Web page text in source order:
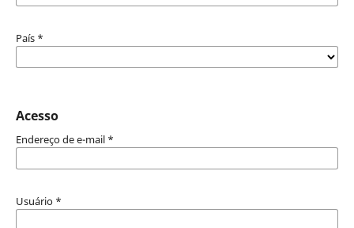
País *
Acesso
Endereço de e-mail *
Usuário *